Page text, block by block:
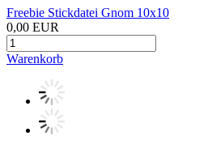
Freebie Stickdatei Gnom 10x10
0,00 EUR
Warenkorb